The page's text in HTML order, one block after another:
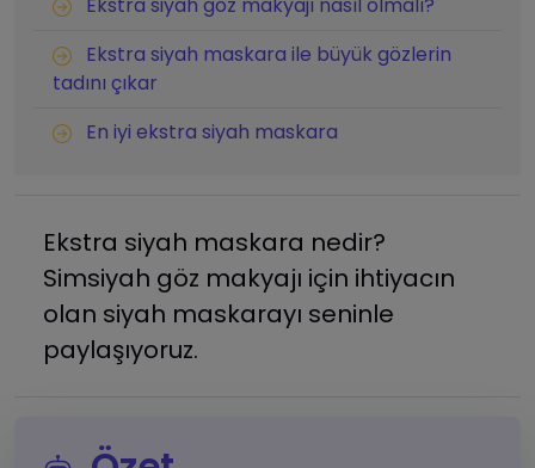
Ekstra siyah göz makyajı nasıl olmalı?
Ekstra siyah maskara ile büyük gözlerin
tadını çıkar
En iyi ekstra siyah maskara
Ekstra siyah maskara nedir?
Simsiyah göz makyajı için ihtiyacın
olan siyah maskarayı seninle
paylaşıyoruz.